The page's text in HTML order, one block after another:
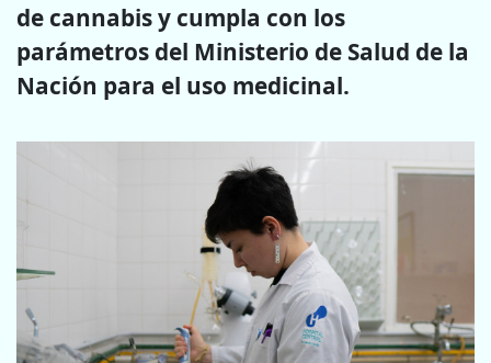
de cannabis y cumpla con los
parámetros del Ministerio de Salud de la
Nación para el uso medicinal.